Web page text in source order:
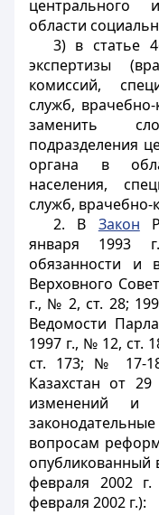
центрального
области
3) в статье
экспертизы
комиссий,
служб,
заменить
подразделения
органа в
населения,
служб, врачебно-
2. В Закон
января 1993
обязанности и
Верховного
г., № 2, ст. 28;
Ведомости
1997 г., № 12, ст.
ст. 173; № 17-
Казахстан от
изменений и
законодательные
вопросам
опубликованный
февраля 2002
февраля 2002 г.):